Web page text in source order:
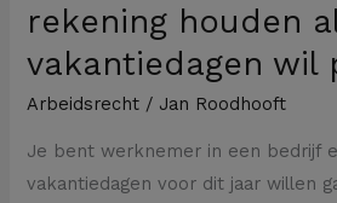
rekening houden
vakantiedagen wil
Arbeidsrecht / Jan Roodhooft
Je bent werknemer in een bedrijf
vakantiedagen voor dit jaar willen
plannen